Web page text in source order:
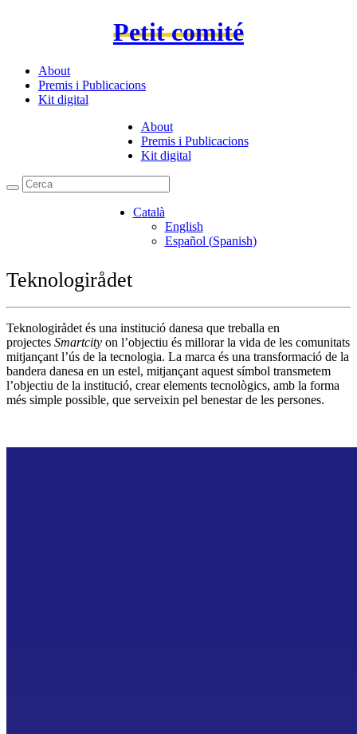
Petit comité
About
Premis i Publicacions
Kit digital
About
Premis i Publicacions
Kit digital
Català
English
Español(Spanish)
Teknologirådet
Teknologirådet és una institució danesa que treballa en
projectes Smartcity on l’objectiu és millorar la vida de les comunitats
mitjançant l’ús de la tecnologia. La marca és una transformació de la
bandera danesa en un estel, mitjançant aquest símbol transmetem
l’objectiu de la institució, crear elements tecnològics, amb la forma
més simple possible, que serveixin pel benestar de les persones.